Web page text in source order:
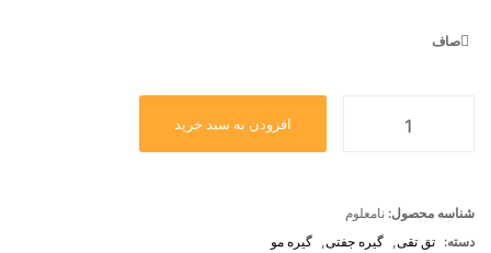
صاف
افزودن به سبد خرید
شناسه محصول: نامعلوم
دسته: تق تقی, گیره جفتی, گیره مو